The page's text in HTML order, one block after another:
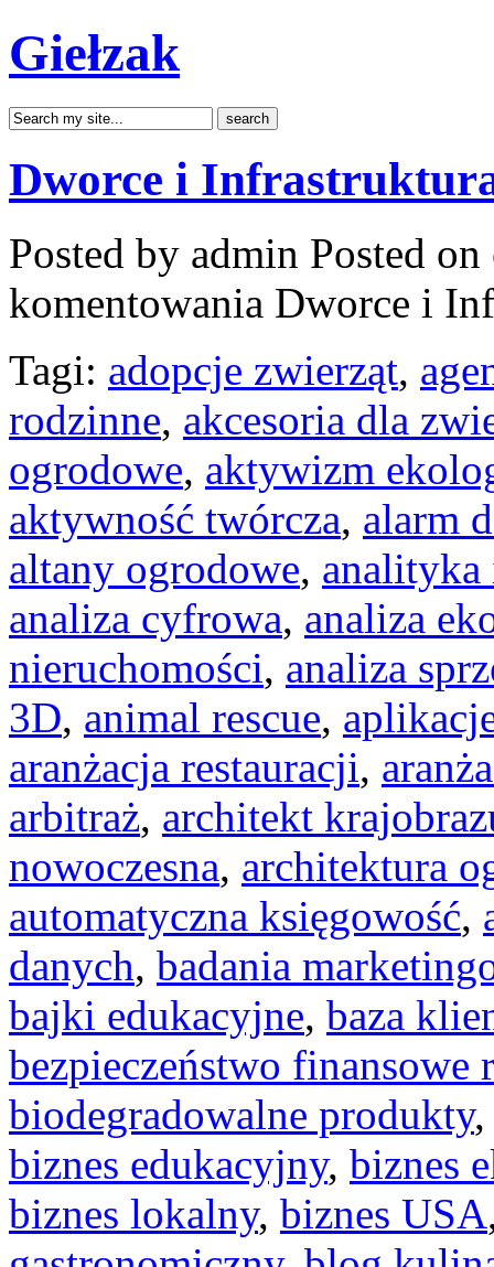
Giełzak
Dworce i
Posted by admin Posted
komentowania Dworce i
Tagi: adopcje zwierząt,
rodzinne, akcesoria dla
ogrodowe, aktywizm
aktywność twórcza, alarm
altany ogrodowe, analityka
analiza cyfrowa, analiza
nieruchomości, analiza
3D, animal rescue,
aranżacja restauracji,
arbitraż, architekt
nowoczesna, architektura
automatyczna księgowość,
danych, badania
bajki edukacyjne, baza
bezpieczeństwo finansowe
biodegradowalne produkty
biznes edukacyjny, biznes
biznes lokalny, biznes USA